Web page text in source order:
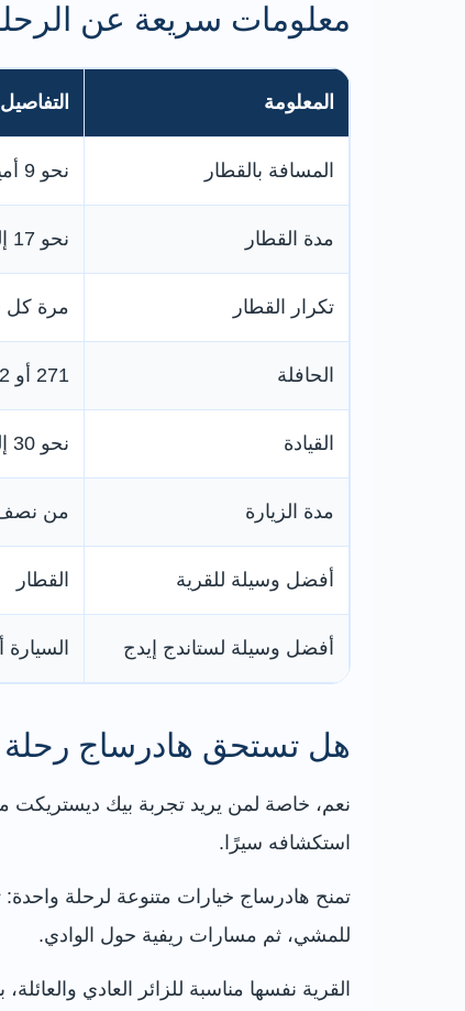
معلومات سريعة عن
المعلومة التفاصيل
المسافة بالقطار نحو 9 أميال أو 14 كيلومترًا
مدة القطار نحو 17 إلى 20 دقيقة غالبًا
تكرار القطار مرة كل
الحافلة 271 أو 272 من شيفيلد إلى هادرساج
القيادة نحو 30 إلى 45 دقيقة
مدة الزيارة من نصف
أفضل وسيلة للقرية القطار
أفضل وسيلة لستاندج إيدج
هل تستحق هادرساج
نعم، خاصة لمن يريد تجربة بيك ديستريكت
استكشافه سيرًا.
تمنح هادرساج خيارات متنوعة لرحلة
للمشي، ثم مسارات ريفية حول الوادي.
القرية نفسها مناسبة للزائر العادي